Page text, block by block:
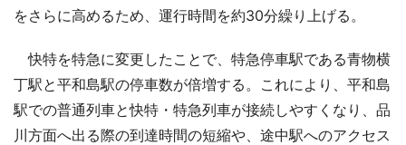
をさらに高めるため、運行時間を約30分繰り上げる。
快特を特急に変更したことで、特急停車駅である青物横
丁駅と平和島駅の停車数が倍増する。これにより、平和島
駅での普通列車と快特・特急列車が接続しやすくなり、品
川方面へ出る際の到達時間の短縮や、途中駅へのアクセス